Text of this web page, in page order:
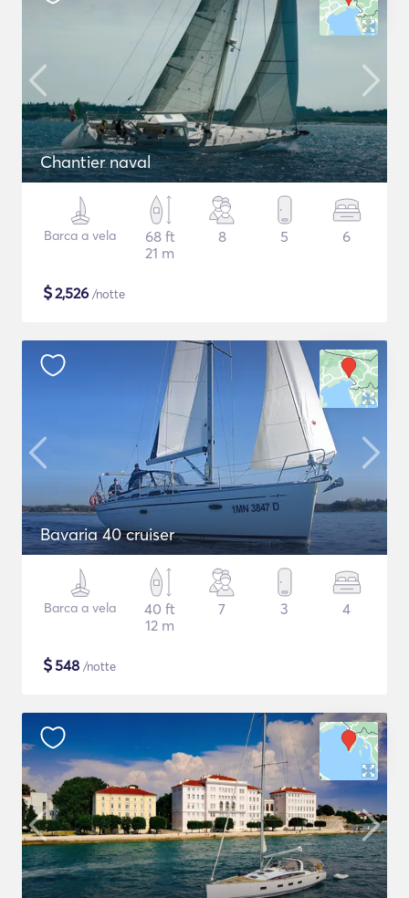
Chantier naval
Barca a vela
68 ft
21 m
8 5 6
$2,526 /notte
Bavaria 40 cruiser
Barca a vela
40 ft
12 m
7 3 4
$548 /notte